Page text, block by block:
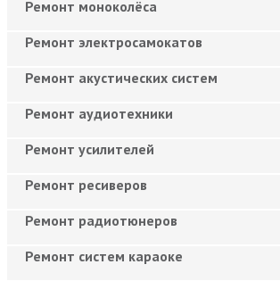
Ремонт моноколёса
Ремонт электросамокатов
Ремонт акустических систем
Ремонт аудиотехники
Ремонт усилителей
Ремонт ресиверов
Ремонт радиотюнеров
Ремонт систем караоке